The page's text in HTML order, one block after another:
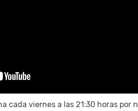
cada viernes a las 21:30 horas por